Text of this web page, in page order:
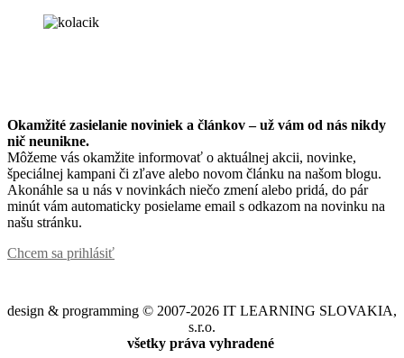
Okamžité zasielanie noviniek a článkov – už vám od nás nikdy
nič neunikne.
Môžeme vás okamžite informovať o aktuálnej akcii, novinke,
špeciálnej kampani či zľave alebo novom článku na našom blogu.
Akonáhle sa u nás v novinkách niečo zmení alebo pridá, do pár
minút vám automaticky posielame email s odkazom na novinku na
našu stránku.
Chcem sa prihlásiť
design & programming © 2007-2026 IT LEARNING SLOVAKIA,
s.r.o.
všetky práva vyhradené